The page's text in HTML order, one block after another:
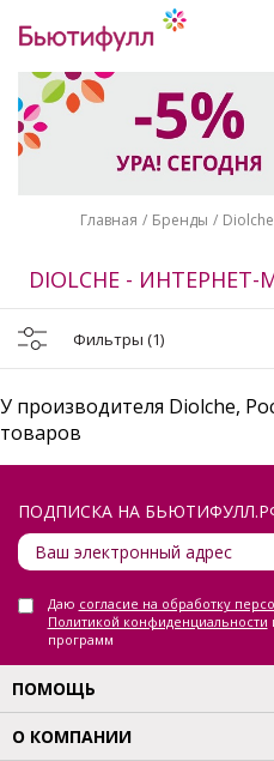
Главная Бренды Diolche
DIOLCHE -
Фильтры (1)
У производителя Diolche,
товаров
ПОДПИСКА НА
Даю согласие на обработку
Политикой конфиденциальности
программ
ПОМОЩЬ
О КОМПАНИИ